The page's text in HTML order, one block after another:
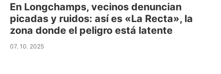
En Longchamps, vecinos denuncian
picadas y ruidos: así es «La Recta», la
zona donde el peligro está latente
07. 10. 2025